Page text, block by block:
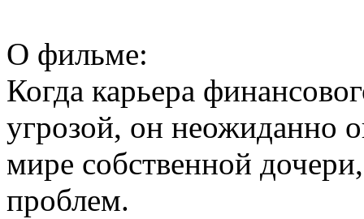
О фильме:
Когда карьера
угрозой, он неожиданно
мире собственной
проблем.